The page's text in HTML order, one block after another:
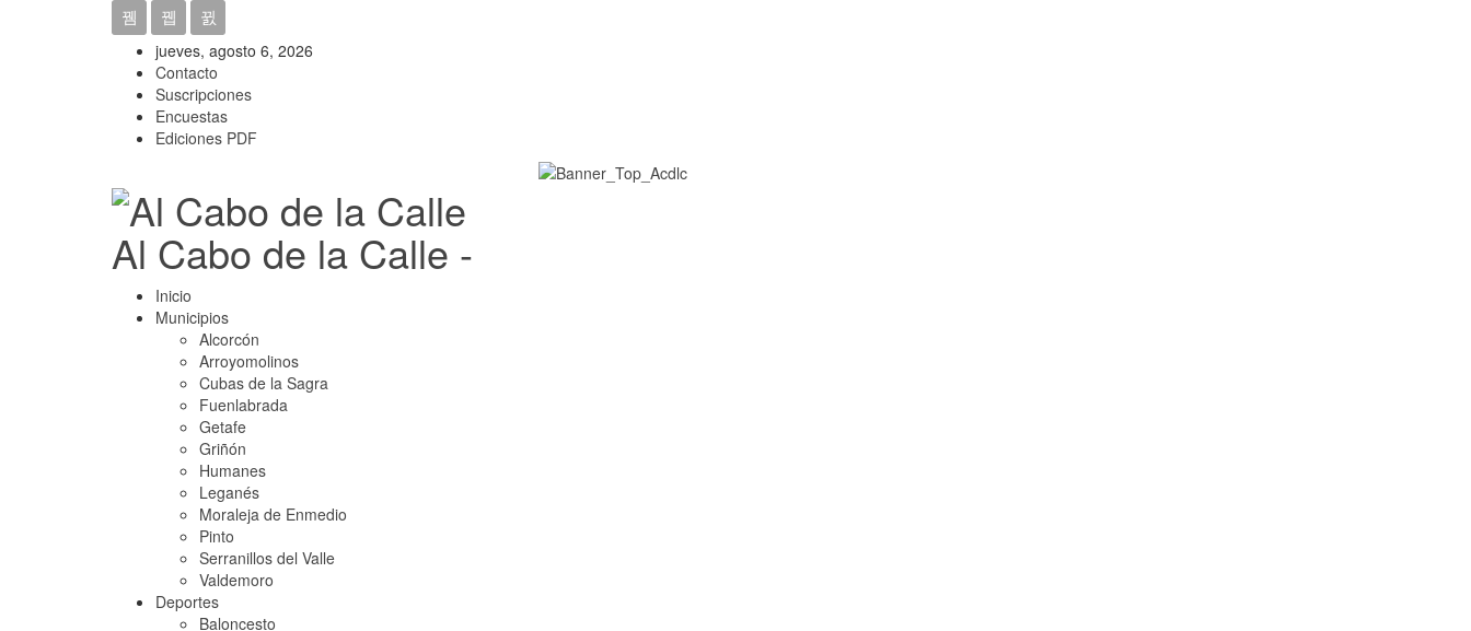
jueves, agosto 6, 2026
Contacto
Suscripciones
Encuestas
Ediciones PDF
Al Cabo de la Calle -
Inicio
Municipios
Alcorcón
Arroyomolinos
Cubas de la Sagra
Fuenlabrada
Getafe
Griñón
Humanes
Leganés
Moraleja de Enmedio
Pinto
Serranillos del Valle
Valdemoro
Deportes
Baloncesto